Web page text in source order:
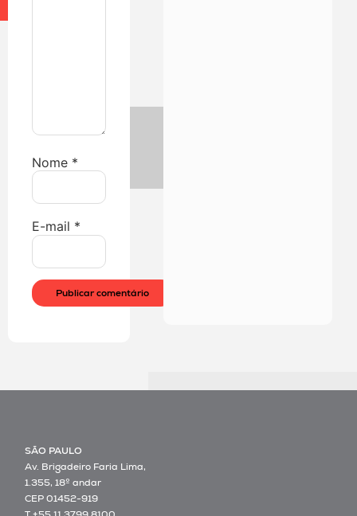
Nome *
E-mail *
SÃO PAULO
Av. Brigadeiro Faria Lima,
1.355, 18º andar
CEP 01452-919